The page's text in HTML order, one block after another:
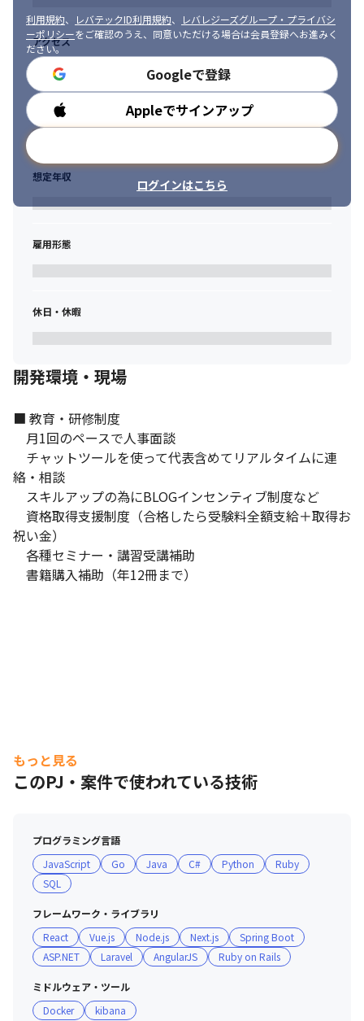
アプリなども多数あり！
共に成長できるように環境は柔軟に準備させていただきます！
利用規約、 レバテックID利用規約、
レバレジーズグループ・プライバシ
ーポリシーをご確認のうえ、同意いただける場合は会員登録へお進みく
ださい。
Googleで登録
Appleでサインアップ
ログインはこちら
アクセス
勤務時間
想定年収
雇用形態
休日・休暇
開発環境・現場
■ 教育・研修制度
月1回のペースで人事面談
チャットツールを使って代表含めてリアルタイムに連
絡・相談
スキルアップの為にBLOGインセンティブ制度など
資格取得支援制度（合格したら受験料全額支給＋取得お
祝い金）
各種セミナー・講習受講補助
書籍購入補助（年12冊まで）
もっと見る
このPJ・案件で使われている技術
プログラミング言語
JavaScript
Go Java C# Python
Ruby
SQL
フレームワーク・ライブラリ
React
Vue.js Node.js Next.js
Spring Boot
ASP.NET
Laravel AngularJS Ruby on Rails
ミドルウェア・ツール
Docker
kibana